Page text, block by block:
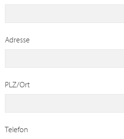
Adresse
PLZ/Ort
Telefon